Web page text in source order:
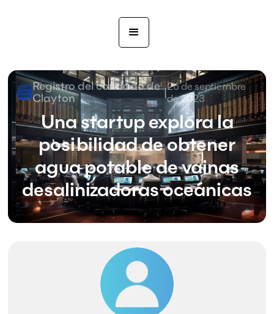
Registro del condado de
Clayton
|26 de septiembre
de 2023
Una startup explora la
posibilidad de obtener
agua potable de vainas
desalinizadoras oceánicas